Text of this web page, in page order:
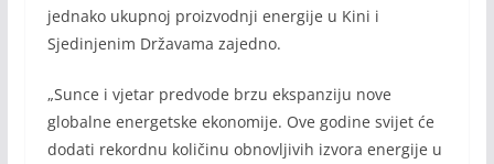
jednako ukupnoj proizvodnji energije u Kini i
Sjedinjenim Državama zajedno.
„Sunce i vjetar predvode brzu ekspanziju nove
globalne energetske ekonomije. Ove godine svijet će
dodati rekordnu količinu obnovljivih izvora energije u